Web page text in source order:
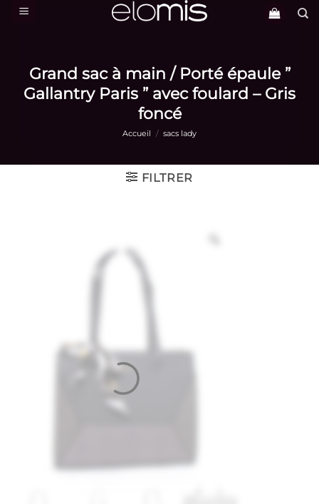
Passer
Grand sac à main / Porté épaule ”
Gallantry Paris ” avec foulard – Gris
foncé
Accueil / sacs lady
FILTRER